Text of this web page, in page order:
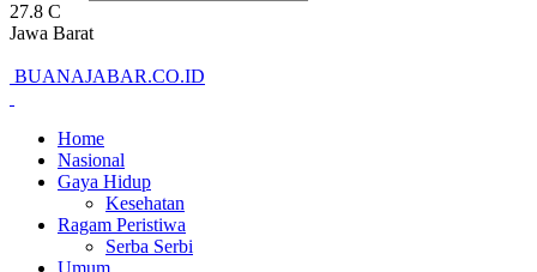
27.8 C
Jawa Barat
BUANAJABAR.CO.ID
Home
Nasional
Gaya Hidup
Kesehatan
Ragam Peristiwa
Serba Serbi
Umum